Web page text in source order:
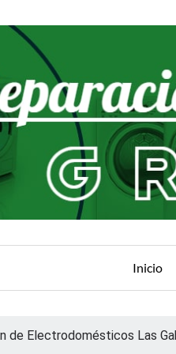
Inicio
de Electrodomésticos Las